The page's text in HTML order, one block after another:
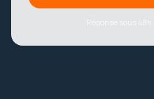
Réponse sous